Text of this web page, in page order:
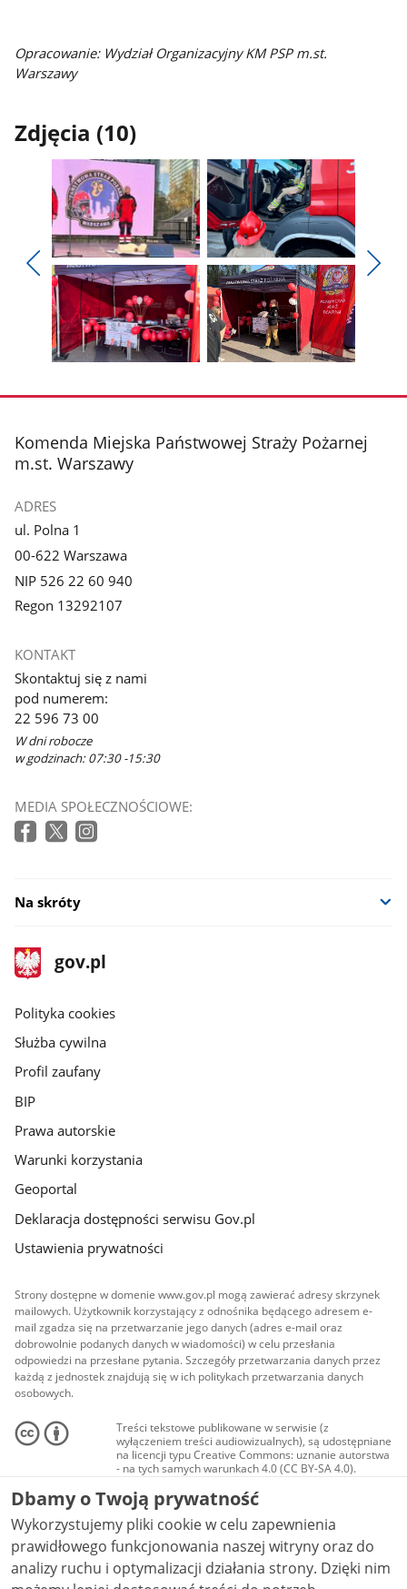
Opracowanie: Wydział Organizacyjny KM PSP m.st.
Warszawy
Zdjęcia (10)
Pokaż
poprzednie
zdjęcia
Pokaż
zdjęcie
1
z
galerii.
Pokaż
zdjęcie
2
z
galerii.
zdjęcie
galerii.
zdjęcie
galerii.
stopka
Komenda Miejska Państwowej Straży Pożarnej
m.st. Warszawy
ADRES
ul. Polna 1
00-622 Warszawa
NIP 526 22 60 940
Regon 13292107
KONTAKT
Skontaktuj się z nami
pod numerem:
22 596 73 00
W dni robocze
w godzinach: 07:30 -15:30
MEDIA SPOŁECZNOŚCIOWE:
Na skróty
stopka
gov.pl
Strona
gov.pl
gov.pl
Polityka cookies
Służba cywilna
Profil zaufany
BIP
Prawa autorskie
Warunki korzystania
Geoportal
Deklaracja dostępności serwisu Gov.pl
Ustawienia prywatności
Strony dostępne w domenie www.gov.pl mogą zawierać adresy skrzynek
mailowych. Użytkownik korzystający z odnośnika będącego adresem e-
mail zgadza się na przetwarzanie jego danych (adres e-mail oraz
dobrowolnie podanych danych w wiadomości) w celu przesłania
odpowiedzi na przesłane pytania. Szczegóły przetwarzania danych przez
każdą z jednostek znajdują się w ich politykach przetwarzania danych
osobowych.
Treści tekstowe publikowane w serwisie (z
wyłączeniem treści audiowizualnych), są udostępniane
na licencji typu Creative Commons: uznanie autorstwa
- na tych samych warunkach 4.0 (CC BY-SA 4.0).
Materiały audiowizualne, w tym zdjęcia, materiały
audio i wideo, są udostępniane na licencji typu
Creative Commons: uznanie autorstwa użycie
niekomercyjne - bez utworów zależnych 4.0 (CC BY-
NC-ND 4.0), o ile nie jest to stwierdzone inaczej.
Dbamy o Twoją prywatność
Wykorzystujemy pliki cookie w celu zapewnienia
prawidłowego funkcjonowania naszej witryny oraz do
analizy ruchu i optymalizacji działania strony. Dzięki nim